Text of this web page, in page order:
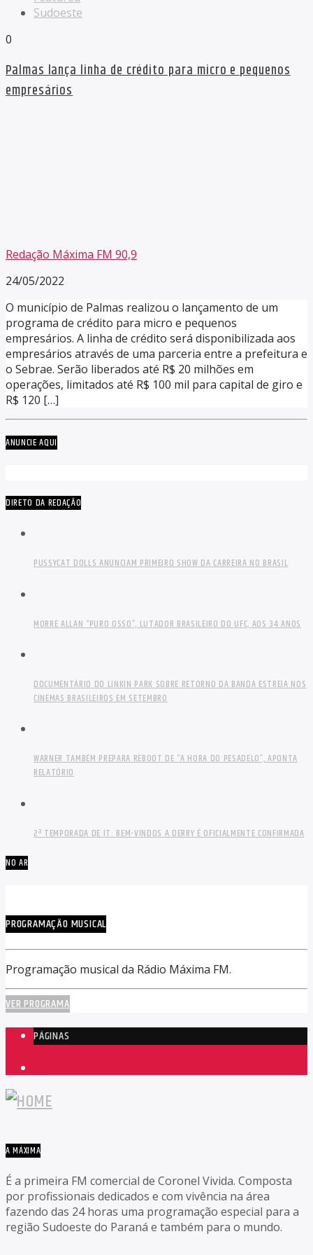
Sudoeste
0
Palmas lança linha de crédito para micro e pequenos
empresários
Redação Máxima FM 90,9
24/05/2022
O município de Palmas realizou o lançamento de um
programa de crédito para micro e pequenos
empresários. A linha de crédito será disponibilizada aos
empresários através de uma parceria entre a prefeitura e
o Sebrae. Serão liberados até R$ 20 milhões em
operações, limitados até R$ 100 mil para capital de giro e
R$ 120 […]
ANUNCIE AQUI
DIRETO DA REDAÇÃO
PUSSYCAT DOLLS ANUNCIAM PRIMEIRO SHOW DA CARREIRA NO BRASIL
MORRE ALLAN “PURO OSSO”, LUTADOR BRASILEIRO DO UFC, AOS 34 ANOS
DOCUMENTÁRIO DO LINKIN PARK SOBRE RETORNO DA BANDA ESTREIA NOS
CINEMAS BRASILEIROS EM SETEMBRO
WARNER TAMBÉM PREPARA REBOOT DE “A HORA DO PESADELO”, APONTA
RELATÓRIO
2ª TEMPORADA DE IT: BEM-VINDOS A DERRY É OFICIALMENTE CONFIRMADA
NO AR
PROGRAMAÇÃO MUSICAL
Programação musical da Rádio Máxima FM.
VER PROGRAMA
PÁGINAS
A MÁXIMA
É a primeira FM comercial de Coronel Vivida. Composta
por profissionais dedicados e com vivência na área
fazendo das 24 horas uma programação especial para a
região Sudoeste do Paraná e também para o mundo.